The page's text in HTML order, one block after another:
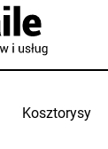
Kosztorysy